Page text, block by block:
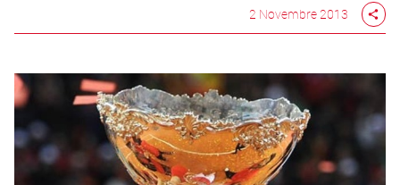
2 Novembre 2013 share